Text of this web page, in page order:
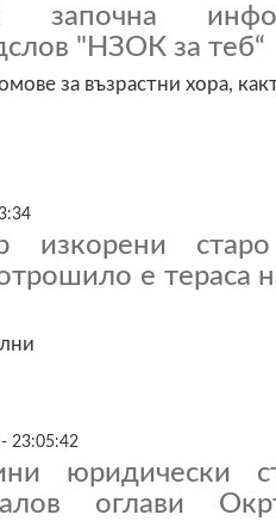
започна
"НЗОК за теб“
за възрастни хора,
изкорени
е тераса
23:05:42
юридически
оглави